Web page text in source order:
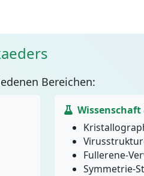
Bereichen:
Wissenschaft
Fullerene-
Symmetrie-